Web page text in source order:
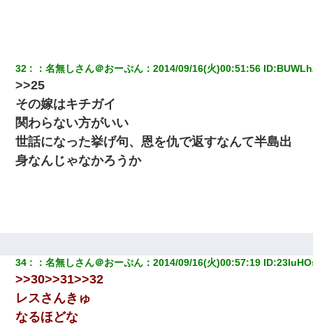
32 ：名無しさん＠おーぷん ：2014/09/16(火)00:51:56 ID:
>>25
その嫁はキチガイ
関わらない方がいい
世話になった挙げ句、恩を仇で返すなんて半島出
身なんじゃなかろうか
34 ：名無しさん＠おーぷん ：2014/09/16(火)00:57:19 ID:
>>30>>31>>32
レスさんきゅ
なるほどな